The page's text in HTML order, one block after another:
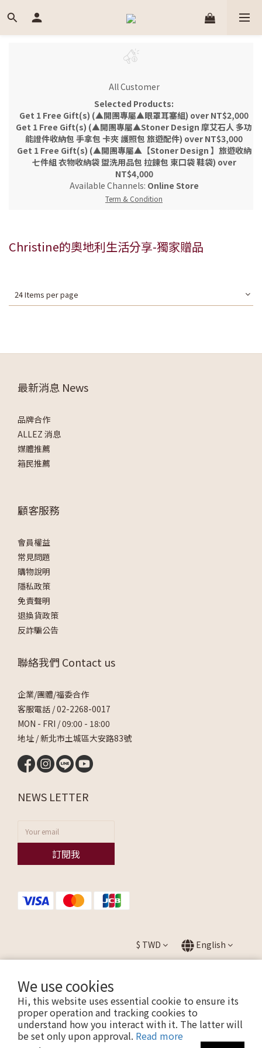
We use cookies
Hi, this website uses essential cookie to ensure its
proper operation and tracking cookies to
understand how you interact with it. The latter will
be set only upon approval. Read more
All Customer
Selected Products:
Get 1 Free Gift(s) (▲開團專屬▲眼罩耳塞組) over NT$2,000
Get 1 Free Gift(s) (▲開團專屬▲Stoner Design 摩艾石人 多功
能證件收納包 手拿包 卡夾 護照包 旅遊配件) over NT$3,000
Get 1 Free Gift(s) (▲開團專屬▲【Stoner Design 】旅遊收納
七件組 衣物收納袋 盥洗用品包 拉鍊包 束口袋 鞋袋) over
NT$4,000
Available Channels: Online Store
Term & Condition
Christine的奧地利生活分享-獨家贈品
24 Items per page
最新消息 News
品牌合作
ALLEZ 消息
媒體推薦
箱民推薦
顧客服務
會員權益
常見問題
購物說明
隱私政策
免責聲明
退換貨政策
反詐騙公告
聯絡我們 Contact us
企業/團體/福委合作
客服電話 /02-2268-0017
MON - FRI / 09:00 - 18:00
地址 / 新北市土城區大安路83號
NEWS LETTER
訂閱我
$ TWD English
提醒您，我們不會以電話或簡訊方式通知變更付款方式。
Copyright © 2026 ALLEZ. All Rights Reserved.